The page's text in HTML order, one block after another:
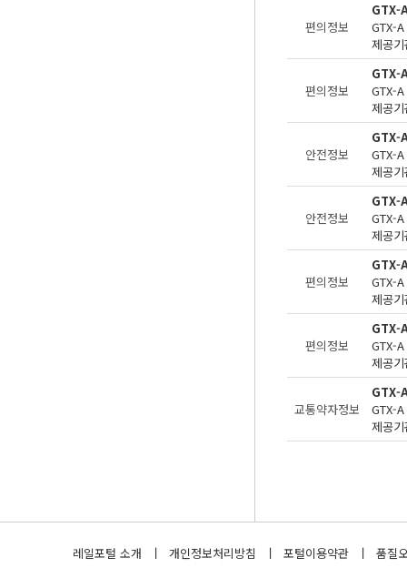
편의정보
GTX-
제공
편의정보
GTX-
제공
안전정보
GTX-
제공
안전정보
GTX-
제공
편의정보
GTX-
제공
편의정보
GTX-
제공
교통약자정보
GTX-
제공
레일포털 소개 개인정보처리방침 포털이용약관 품질